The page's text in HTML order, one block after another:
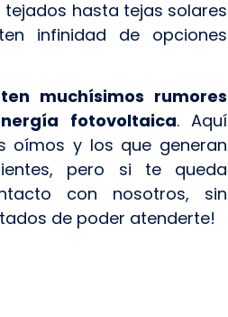
hasta tejas solares
infinidad de opciones
muchísimos rumores
fotovoltaica. Aquí
oímos y los que generan
pero si te queda
con nosotros, sin
de poder atenderte!